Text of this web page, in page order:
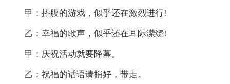
甲：捧腹的游戏，似乎还在激烈进行!
乙：幸福的歌声，似乎还在耳际潆绕!
甲：庆祝活动就要降幕。
乙：祝福的话语请捎好，带走。